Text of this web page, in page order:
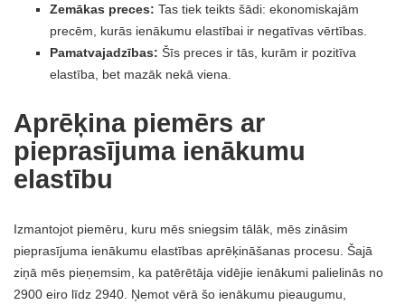
Zemākas preces: Tas tiek teikts šādi: ekonomiskajām
precēm, kurās ienākumu elastībai ir negatīvas vērtības.
Pamatvajadzības: Šīs preces ir tās, kurām ir pozitīva
elastība, bet mazāk nekā viena.
Aprēķina piemērs ar
pieprasījuma ienākumu
elastību
Izmantojot piemēru, kuru mēs sniegsim tālāk, mēs zināsim
pieprasījuma ienākumu elastības aprēķināšanas procesu. Šajā
ziņā mēs pieņemsim, ka patērētāja vidējie ienākumi palielinās no
2900 eiro līdz 2940. Ņemot vērā šo ienākumu pieaugumu,